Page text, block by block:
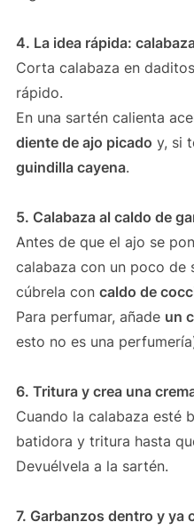
4. La idea rápida:
Corta calabaza en
rápido.
En una sartén calienta
diente de ajo picado y, si
guindilla cayena.
5. Calabaza al caldo de
Antes de que el ajo se
calabaza con un poco de
cúbrela con caldo de
Para perfumar, añade un
esto no es una
6. Tritura y crea una
Cuando la calabaza esté
batidora y tritura hasta
Devuélvela a la sartén.
7. Garbanzos dentro y ya